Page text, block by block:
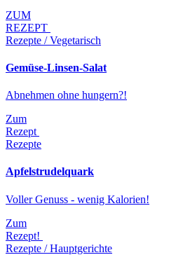
ZUM
REZEPT
Rezepte / Vegetarisch
Gemüse-Linsen-Salat
Abnehmen ohne hungern?!
Zum
Rezept
Rezepte
Apfelstrudelquark
Voller Genuss - wenig Kalorien!
Zum
Rezept!
Rezepte / Hauptgerichte